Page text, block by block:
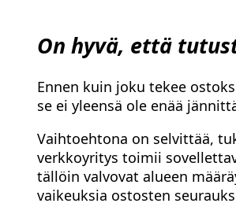
On hyvä, että
Ennen kuin joku tekee
se ei yleensä ole enää
Vaihtoehtona on selvittää,
verkkoyritys toimii
tällöin valvovat alueen
vaikeuksia ostosten